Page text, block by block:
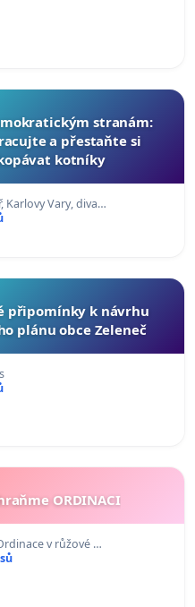
stranám:
a přestaňte si
kotníky
Karlovy Vary, diva…
připomínky k návrhu
plánu obce Zeleneč
ORDINACI
v růžové …